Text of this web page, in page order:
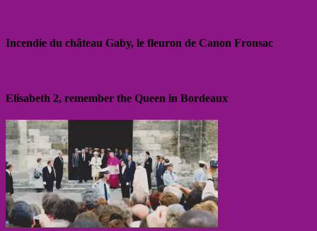
Incendie du château Gaby, le fleuron de Canon Fronsac
Elisabeth 2, remember the Queen in Bordeaux